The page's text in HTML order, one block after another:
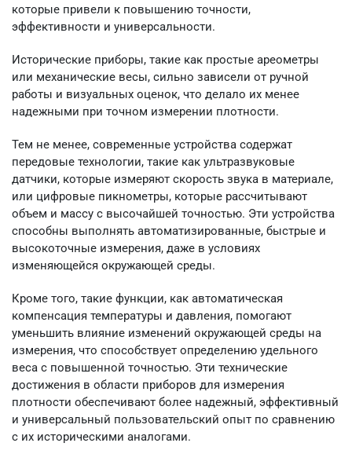
которые привели к повышению точности,
эффективности и универсальности.
Исторические приборы, такие как простые ареометры
или механические весы, сильно зависели от ручной
работы и визуальных оценок, что делало их менее
надежными при точном измерении плотности.
Тем не менее, современные устройства содержат
передовые технологии, такие как ультразвуковые
датчики, которые измеряют скорость звука в материале,
или цифровые пикнометры, которые рассчитывают
объем и массу с высочайшей точностью. Эти устройства
способны выполнять автоматизированные, быстрые и
высокоточные измерения, даже в условиях
изменяющейся окружающей среды.
Кроме того, такие функции, как автоматическая
компенсация температуры и давления, помогают
уменьшить влияние изменений окружающей среды на
измерения, что способствует определению удельного
веса с повышенной точностью. Эти технические
достижения в области приборов для измерения
плотности обеспечивают более надежный, эффективный
и универсальный пользовательский опыт по сравнению
с их историческими аналогами.